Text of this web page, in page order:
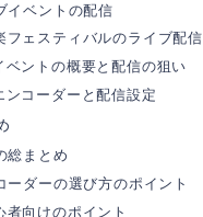
イベントの配信
フェスティバルのライブ配信
ベントの概要と配信の狙い
ンコーダーと配信設定
総まとめ
ーダーの選び方のポイント
者向けのポイント